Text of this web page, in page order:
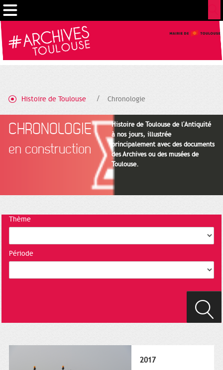
Histoire de Toulouse Chronologie
CHRONOLOGIE
en construction
Histoire de Toulouse de l'Antiquité
à nos jours, illustrée
principalement avec des documents
des Archives ou des musées de
Toulouse.
Thème
Période
2017
Gestion de vos préférences sur les cookies